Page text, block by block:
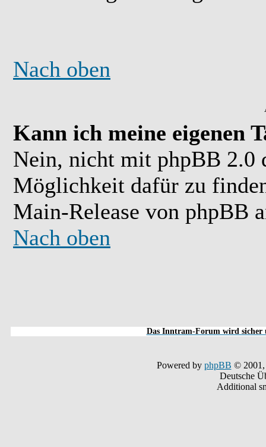
Nach oben
Kann ich meine eigenen
Nein, nicht mit phpBB 2.0
Möglichkeit dafür zu
Main-Release von phpBB
Nach oben
Das Inntram-Forum wird sicher
Powered by phpBB © 2001,
Deutsche
Additional